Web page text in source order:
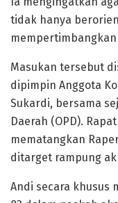
tidak hanya
Masukan tersebut
dipimpin Anggota
Sukardi, bersama
Daerah (OPD).
mematangkan
ditarget rampung
Andi secara khusus